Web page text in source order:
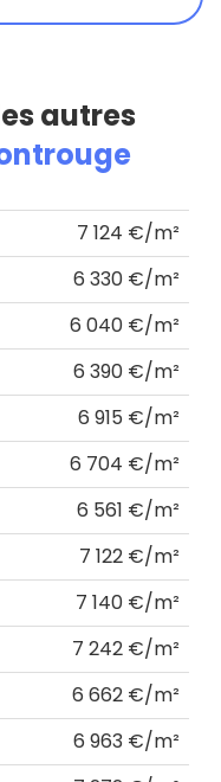
autres
7 124 €/m²
6 330 €/m²
6 040 €/m²
6 390 €/m²
6 915 €/m²
6 704 €/m²
6 561 €/m²
7 122 €/m²
7 140 €/m²
7 242 €/m²
6 662 €/m²
6 963 €/m²